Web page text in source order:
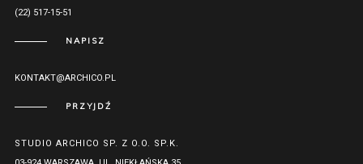
(22) 517-15-51
NAPISZ
KONTAKT@ARCHICO.PL
PRZYJDŹ
STUDIO ARCHICO SP. Z O.O. SP.K.